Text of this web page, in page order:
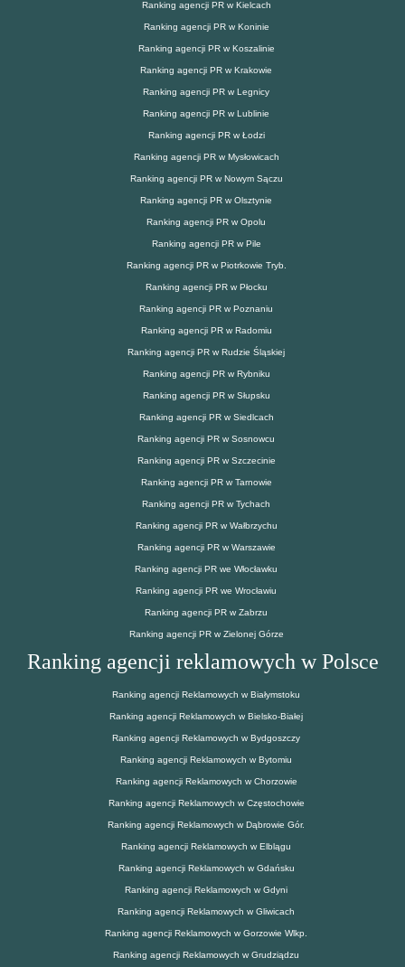
Ranking agencji PR w Kielcach
Ranking agencji PR w Koninie
Ranking agencji PR w Koszalinie
Ranking agencji PR w Krakowie
Ranking agencji PR w Legnicy
Ranking agencji PR w Lublinie
Ranking agencji PR w Łodzi
Ranking agencji PR w Mysłowicach
Ranking agencji PR w Nowym Sączu
Ranking agencji PR w Olsztynie
Ranking agencji PR w Opolu
Ranking agencji PR w Pile
Ranking agencji PR w Piotrkowie Tryb.
Ranking agencji PR w Płocku
Ranking agencji PR w Poznaniu
Ranking agencji PR w Radomiu
Ranking agencji PR w Rudzie Śląskiej
Ranking agencji PR w Rybniku
Ranking agencji PR w Słupsku
Ranking agencji PR w Siedlcach
Ranking agencji PR w Sosnowcu
Ranking agencji PR w Szczecinie
Ranking agencji PR w Tarnowie
Ranking agencji PR w Tychach
Ranking agencji PR w Wałbrzychu
Ranking agencji PR w Warszawie
Ranking agencji PR we Włocławku
Ranking agencji PR we Wrocławiu
Ranking agencji PR w Zabrzu
Ranking agencji PR w Zielonej Górze
Ranking agencji reklamowych w Polsce
Ranking agencji Reklamowych w Białymstoku
Ranking agencji Reklamowych w Bielsko-Białej
Ranking agencji Reklamowych w Bydgoszczy
Ranking agencji Reklamowych w Bytomiu
Ranking agencji Reklamowych w Chorzowie
Ranking agencji Reklamowych w Częstochowie
Ranking agencji Reklamowych w Dąbrowie Gór.
Ranking agencji Reklamowych w Elblągu
Ranking agencji Reklamowych w Gdańsku
Ranking agencji Reklamowych w Gdyni
Ranking agencji Reklamowych w Gliwicach
Ranking agencji Reklamowych w Gorzowie Wlkp.
Ranking agencji Reklamowych w Grudziądzu